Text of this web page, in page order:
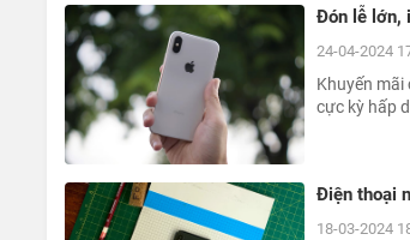
Đón lễ lớn,
24-04-2024
Khuyến mãi
cực kỳ hấp
Điện thoại
18-03-2024